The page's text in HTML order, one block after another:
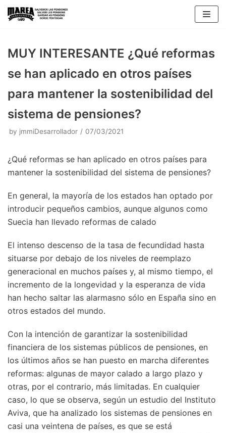
Skip
MUY INTERESANTE ¿Qué reformas
se han aplicado en otros países
para mantener la sostenibilidad del
sistema de pensiones?
by jmmiDesarrollador 07/03/2021
¿Qué reformas se han aplicado en otros países para
mantener la sostenibilidad del sistema de pensiones?
En general, la mayoría de los estados han optado por
introducir pequeños cambios, aunque algunos como
Suecia han llevado reformas de calado
El intenso descenso de la tasa de fecundidad hasta
situarse por debajo de los niveles de reemplazo
generacional en muchos países y, al mismo tiempo, el
incremento de la longevidad y la esperanza de vida
han hecho saltar las alarmasno sólo en España sino en
otros estados del mundo.
Con la intención de garantizar la sostenibilidad
financiera de los sistemas públicos de pensiones, en
los últimos años se han puesto en marcha diferentes
reformas: algunas de mayor calado a largo plazo y
otras, por el contrario, más limitadas. En cualquier
caso, lo que se observa, según un estudio del Instituto
Aviva, que ha analizado los sistemas de pensiones en
casi una veintena de países, es que se está